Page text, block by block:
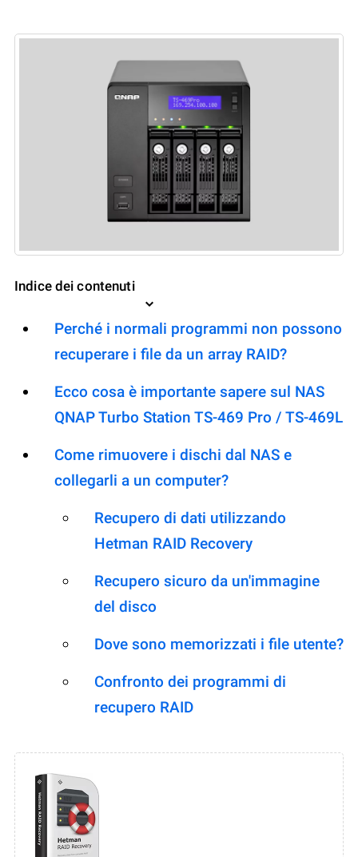
Indice dei contenuti
Perché i normali programmi non possono
recuperare i file da un array RAID?
Ecco cosa è importante sapere sul NAS
QNAP Turbo Station TS-469 Pro / TS-469L
Come rimuovere i dischi dal NAS e
collegarli a un computer?
Recupero di dati utilizzando
Hetman RAID Recovery
Recupero sicuro da un'immagine
del disco
Dove sono memorizzati i file utente?
Confronto dei programmi di
recupero RAID